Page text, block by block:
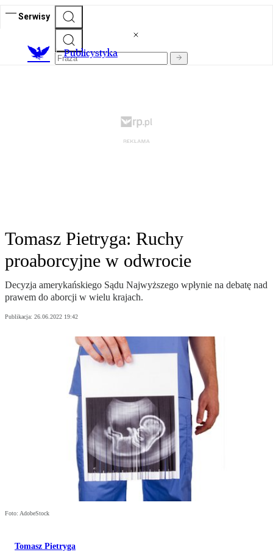
Serwisy
Publicystyka
Tomasz Pietryga: Ruchy
proaborcyjne w odwrocie
Decyzja amerykańskiego Sądu Najwyższego wpłynie na debatę nad
prawem do aborcji w wielu krajach.
Publikacja: 26.06.2022 19:42
Foto: AdobeStock
Tomasz Pietryga